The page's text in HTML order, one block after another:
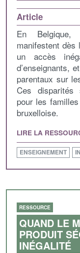
Article
En
manifestent dès
un accès
d’enseignants,
parentaux sur
Ces disparités
pour les
bruxelloise.
LIRE LA
ENSEIGNEMENT
RESSOURCE
QUAND LE
PRODUIT
INÉGALITÉ